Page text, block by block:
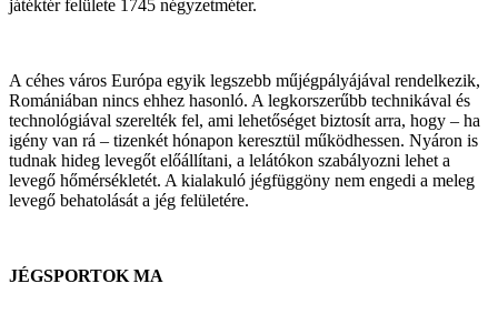
játéktér felülete 1745 négyzetméter.
A céhes város Európa egyik legszebb műjégpályájával rendelkezik,
Romániában nincs ehhez hasonló. A legkorszerűbb technikával és
technológiával szerelték fel, ami lehetőséget biztosít arra, hogy – ha
igény van rá – tizenkét hónapon keresztül működhessen. Nyáron is
tudnak hideg levegőt előállítani, a lelátókon szabályozni lehet a
levegő hőmérsékletét. A kialakuló jégfüggöny nem engedi a meleg
levegő behatolását a jég felületére.
JÉGSPORTOK MA